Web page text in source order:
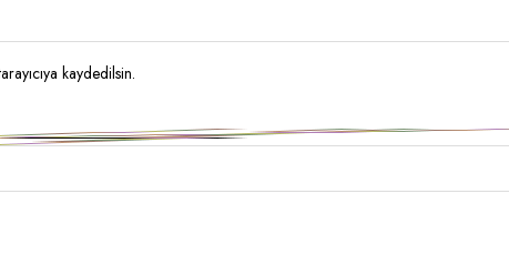
kaydedilsin.